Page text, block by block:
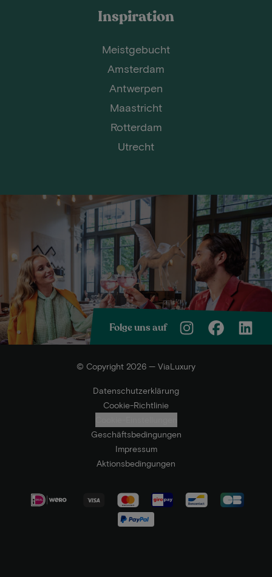
Inspiration
Meistgebucht
Amsterdam
Antwerpen
Maastricht
Rotterdam
Utrecht
Folge uns auf
© Copyright 2026 — ViaLuxury
Datenschutzerklärung
Cookie-Richtlinie
Geschäftsbedingungen
Impressum
Aktionsbedingungen